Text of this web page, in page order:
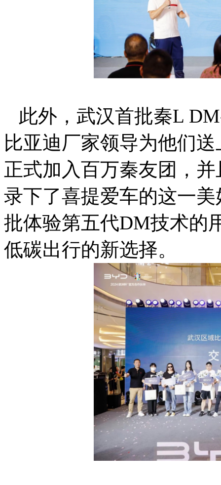
此外，武汉首批秦L
比亚迪厂家领导为他们
正式加入百万秦友团，
录下了喜提爱车的这一
批体验第五代DM技术的
低碳出行的新选择。